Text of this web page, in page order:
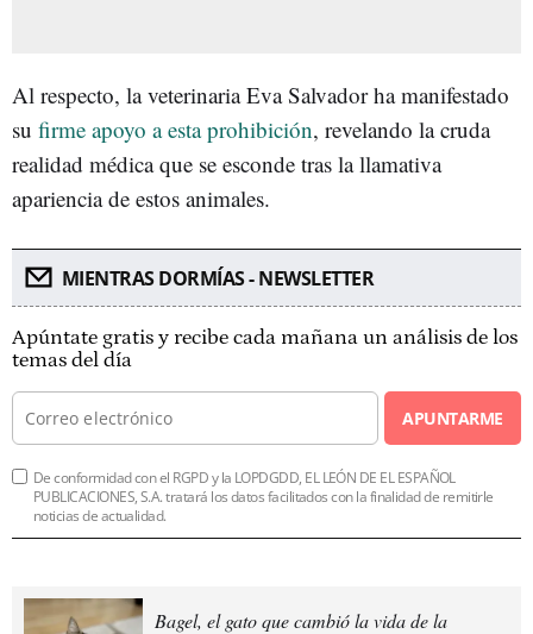
Al respecto, la veterinaria Eva Salvador ha manifestado
su firme apoyo a esta prohibición, revelando la cruda
realidad médica que se esconde tras la llamativa
apariencia de estos animales.
MIENTRAS DORMÍAS - NEWSLETTER
Apúntate gratis y recibe cada mañana un análisis de los
temas del día
APUNTARME
De conformidad con el RGPD y la LOPDGDD, EL LEÓN DE EL ESPAÑOL
PUBLICACIONES, S.A. tratará los datos facilitados con la finalidad de remitirle
noticias de actualidad.
Bagel, el gato que cambió la vida de la